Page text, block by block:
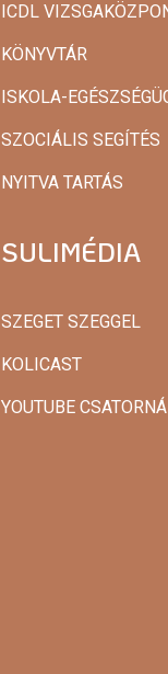
ICDL
KÖNYVTÁR
ISKOLA-
SZOCIÁLIS SEGÍTÉS
NYITVA TARTÁS
SULIMÉDIA
SZEGET SZEGGEL
KOLICAST
YOUTUBE